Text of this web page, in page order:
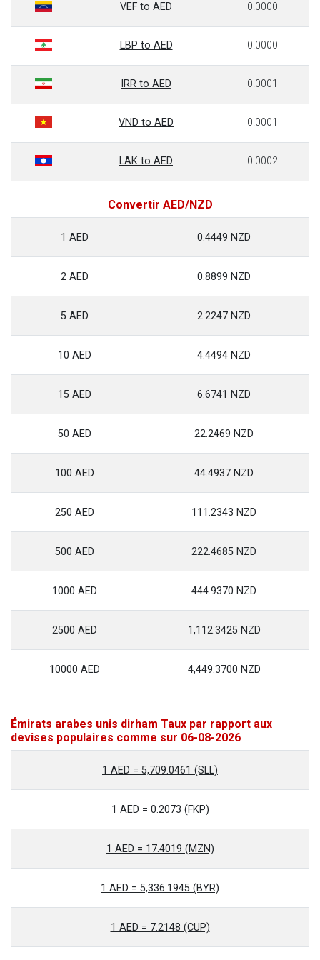
VEF to AED 0.0000
LBP to AED 0.0000
IRR to AED 0.0001
VND to AED 0.0001
LAK to AED 0.0002
Convertir AED/NZD
1 AED 0.4449 NZD
2 AED 0.8899 NZD
5 AED 2.2247 NZD
10 AED 4.4494 NZD
15 AED 6.6741 NZD
50 AED 22.2469 NZD
100 AED 44.4937 NZD
250 AED 111.2343 NZD
500 AED 222.4685 NZD
1000 AED 444.9370 NZD
2500 AED 1,112.3425 NZD
10000 AED 4,449.3700 NZD
Émirats arabes unis dirham Taux par rapport aux
devises populaires comme sur 06-08-2026
1 AED = 5,709.0461 (SLL)
1 AED = 0.2073 (FKP)
1 AED = 17.4019 (MZN)
1 AED = 5,336.1945 (BYR)
1 AED = 7.2148 (CUP)